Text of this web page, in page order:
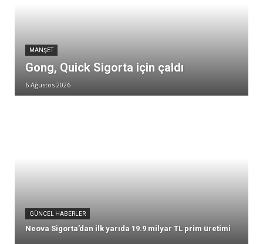
MANŞET
Gong, Quick Sigorta için çaldı
6 Ağustos 2026
GÜNCEL HABERLER
Neova Sigorta’dan ilk yarıda 19.9 milyar TL prim üretimi